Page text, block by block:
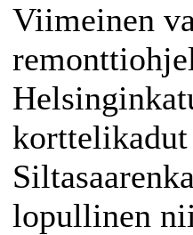
Viimeinen
lopullinen